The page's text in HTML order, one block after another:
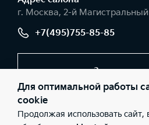
г. Москва, 2-й
+7(495)755-85-85
Заказать
© 2026 Юридические лица АО
Для оптимальной работы
cookie
Продолжая использовать сайт,